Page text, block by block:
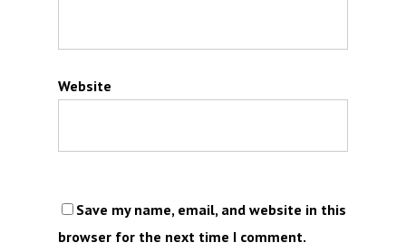
Website
Save my name, email, and website in this
browser for the next time I comment.